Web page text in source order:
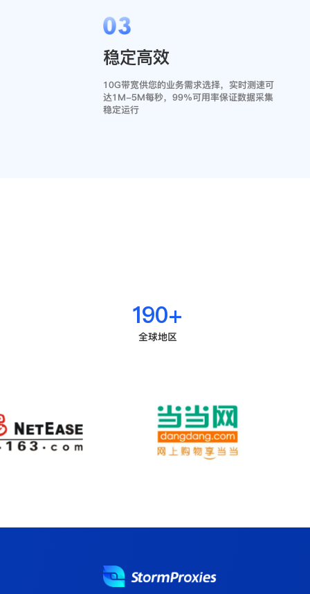
03
稳定高效
10G带宽供您的业务需求选择，实时测速可
达1M-5M每秒，99%可用率保证数据采集
稳定运行
190+
全球地区